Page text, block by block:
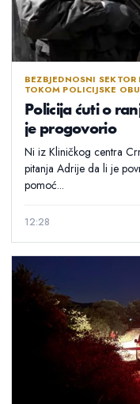
BEZBJEDNOSNI
TOKOM POLICIJSKE
Policija ćuti o
je progovorio
Ni iz Kliničkog centra
pitanja Adrije da li je
pomoć...
12:28